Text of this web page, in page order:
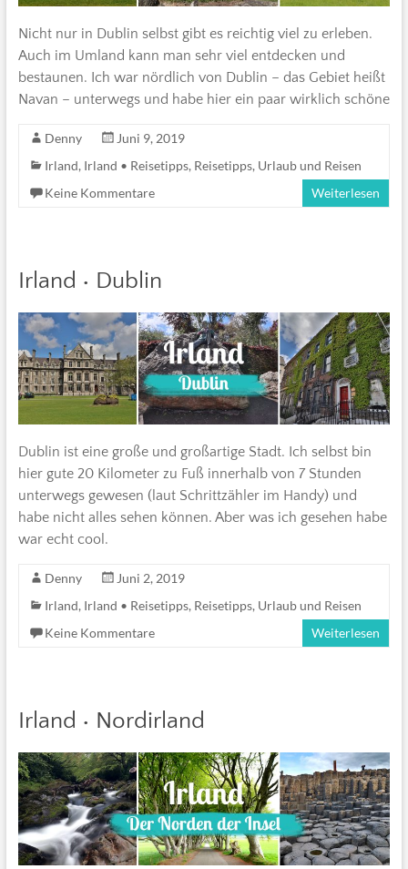
Nicht nur in Dublin selbst gibt es reichtig viel zu erleben.
Auch im Umland kann man sehr viel entdecken und
bestaunen. Ich war nördlich von Dublin – das Gebiet heißt
Navan – unterwegs und habe hier ein paar wirklich schöne
Denny
Juni 9, 2019
Irland, Irland • Reisetipps, Reisetipps, Urlaub und Reisen
Keine Kommentare
Weiterlesen
Irland • Dublin
Dublin ist eine große und großartige Stadt. Ich selbst bin
hier gute 20 Kilometer zu Fuß innerhalb von 7 Stunden
unterwegs gewesen (laut Schrittzähler im Handy) und
habe nicht alles sehen können. Aber was ich gesehen habe
war echt cool.
Denny
Juni 2, 2019
Irland, Irland • Reisetipps, Reisetipps, Urlaub und Reisen
Keine Kommentare
Weiterlesen
Irland • Nordirland